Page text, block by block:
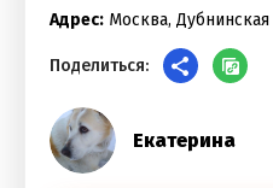
Адрес: Москва, Дубнинская
Поделиться:
Екатерина